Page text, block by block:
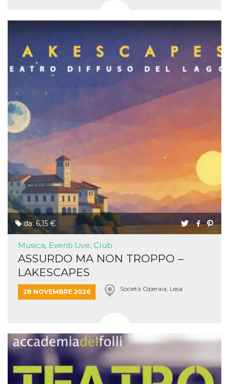
da: 6,15 €
Musica, Eventi Live, Club
ASSURDO MA NON TROPPO –
LAKESCAPES
28 NOVEMBRE 2026 Società Operaia, Lesa